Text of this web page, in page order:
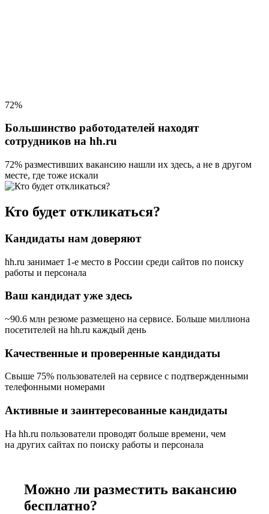
72%
Большинство работодателей находят
сотрудников на hh.ru
72% разместивших вакансию нашли их здесь, а не в другом
месте, где тоже искали
Кто будет откликаться?
Кандидаты нам доверяют
hh.ru занимает 1-е место в России среди сайтов по поиску
работы и персонала
Ваш кандидат уже здесь
~90.6 млн резюме размещено на сервисе. Больше миллиона
посетителей на hh.ru каждый день
Качественные и проверенные кандидаты
Свыше 75% пользователей на сервисе с подтвержденными
телефонными номерами
Активные и заинтересованные кандидаты
На hh.ru пользователи проводят больше времени, чем
на других сайтах по поиску работы и персонала
Можно ли разместить вакансию
бесплатно?